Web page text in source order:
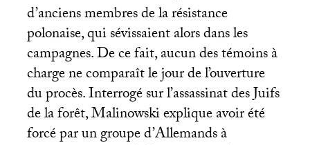
d’anciens membres de la résistance
polonaise, qui sévissaient alors dans les
campagnes. De ce fait, aucun des témoins à
charge ne comparaît le jour de l’ouverture
du procès. Interrogé sur l’assassinat des Juifs
de la forêt, Malinowski explique avoir été
forcé par un groupe d’Allemands à